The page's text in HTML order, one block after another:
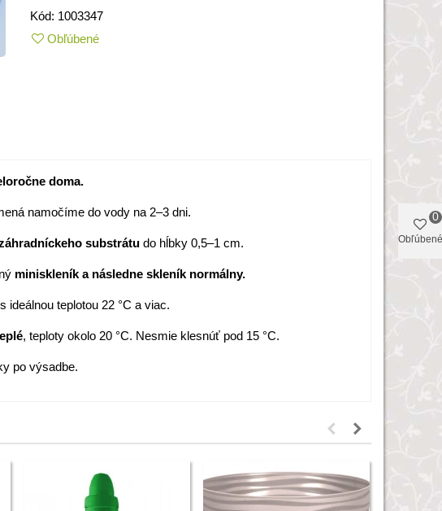
Kód: 1003347
Obľúbené
doma.
namočíme do vody na 2–3 dni.
substrátu do hĺbky 0,5–1 cm.
miniskleník a následne skleník normálny.
ideálnou teplotou 22 °C a viac.
, teploty okolo 20 °C. Nesmie klesnúť pod 15 °C.
po výsadbe.
Obľúbené
0